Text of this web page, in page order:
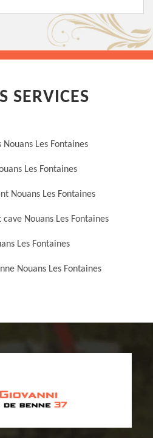
SERVICES
Les Fontaines
Les Fontaines
Nouans Les Fontaines
Nouans Les Fontaines
Les Fontaines
Nouans Les Fontaines